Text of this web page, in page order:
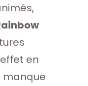
en
manque